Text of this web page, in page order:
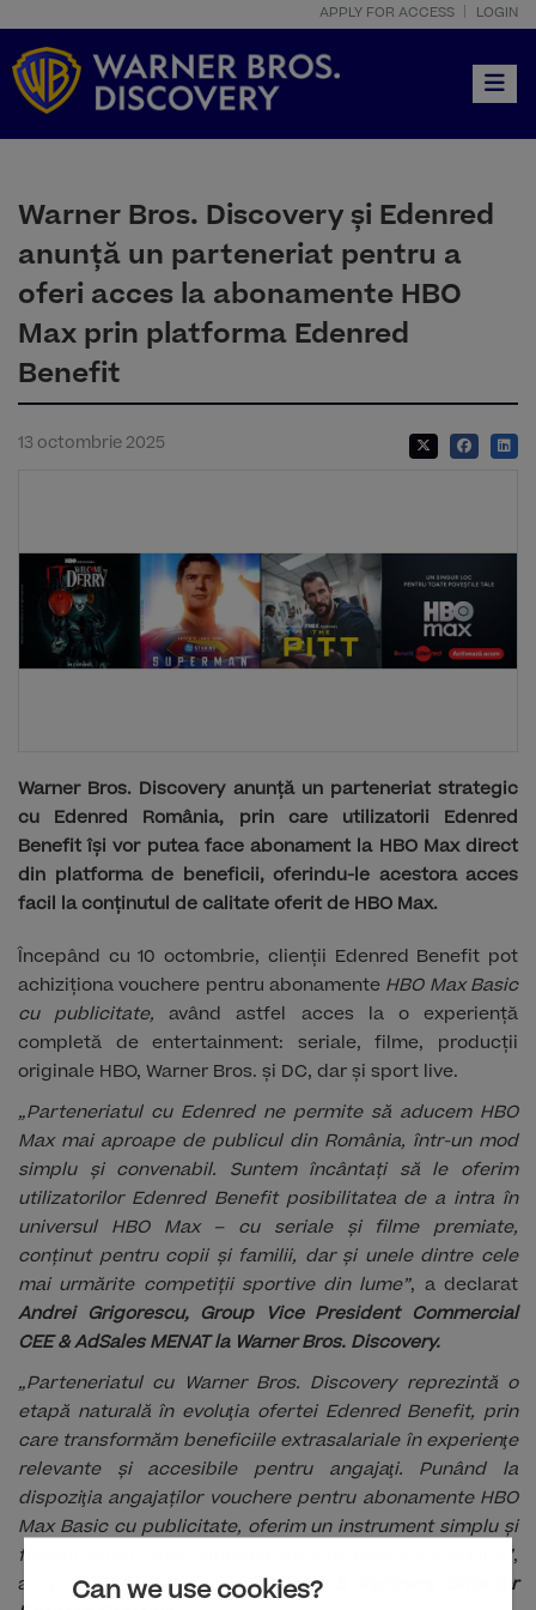
Can we use cookies?
APPLY FOR ACCESS LOGIN
Warner Bros. Discovery și Edenred
anunță un parteneriat pentru a
oferi acces la abonamente HBO
Max prin platforma Edenred
Benefit
13 octombrie 2025
Warner Bros. Discovery anunță un parteneriat strategic
cu Edenred România, prin care utilizatorii Edenred
Benefit își vor putea face abonament la HBO Max direct
din platforma de beneficii, oferindu-le acestora acces
facil la conținutul de calitate oferit de HBO Max.
Începând cu 10 octombrie, clienții Edenred Benefit pot
achiziționa vouchere pentru abonamente HBO Max Basic
cu publicitate, având astfel acces la o experiență
completă de entertainment: seriale, filme, producții
originale HBO, Warner Bros. și DC, dar și sport live.
„Parteneriatul cu Edenred ne permite să aducem HBO
Max mai aproape de publicul din România, într-un mod
simplu și convenabil. Suntem încântați să le oferim
utilizatorilor Edenred Benefit posibilitatea de a intra în
universul HBO Max – cu seriale și filme premiate,
conținut pentru copii și familii, dar și unele dintre cele
mai urmărite competiții sportive din lume”, a declarat
Andrei Grigorescu, Group Vice President Commercial
CEE & AdSales MENAT la Warner Bros. Discovery.
„Parteneriatul cu Warner Bros. Discovery reprezintă o
etapă naturală în evoluţia ofertei Edenred Benefit, prin
care transformăm beneficiile extrasalariale în experienţe
relevante şi accesibile pentru angajaţi. Punând la
dispoziţia angajaților vouchere pentru abonamente HBO
Max Basic cu publicitate, oferim un instrument simplu şi
flexibil pentru îmbunătățirea stării de bine a angajaţilor”,
a spusSilviu Ciocianu, Strategy & Partners Director